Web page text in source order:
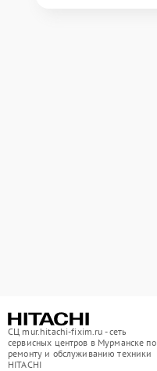
СЦ mur.hitachi-fixim.ru - сеть
сервисных центров в Мурманске по
ремонту и обслуживанию техники
HITACHI